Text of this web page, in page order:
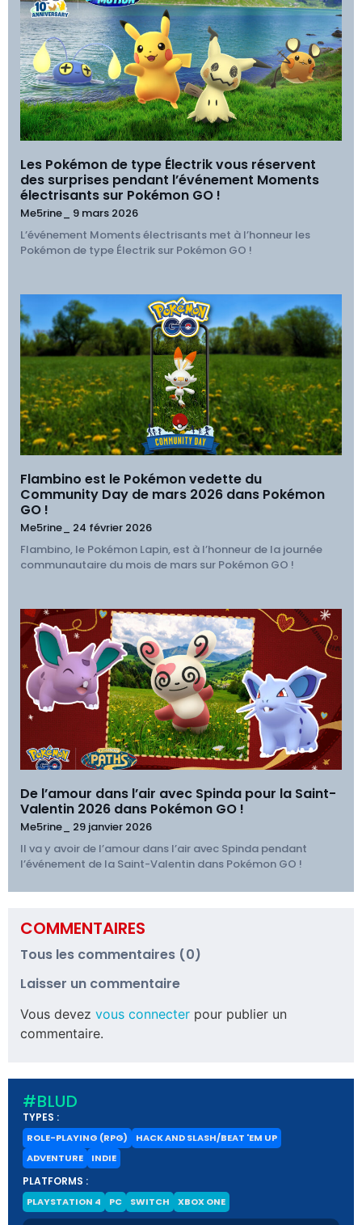
Les Pokémon de type Électrik vous réservent
des surprises pendant l’événement Moments
électrisants sur Pokémon GO !
Me5rine_ 9 mars 2026
L’événement Moments électrisants met à l’honneur les
Pokémon de type Électrik sur Pokémon GO !
Flambino est le Pokémon vedette du
Community Day de mars 2026 dans Pokémon
GO !
Me5rine_ 24 février 2026
Flambino, le Pokémon Lapin, est à l’honneur de la journée
communautaire du mois de mars sur Pokémon GO !
De l’amour dans l’air avec Spinda pour la Saint-
Valentin 2026 dans Pokémon GO !
Me5rine_ 29 janvier 2026
Il va y avoir de l’amour dans l’air avec Spinda pendant
l’événement de la Saint-Valentin dans Pokémon GO !
COMMENTAIRES
Tous les commentaires (0)
Laisser un commentaire
Vous devez vous connecter pour publier un
commentaire.
#BLUD
TYPES :
ROLE-PLAYING (RPG)
HACK AND SLASH/BEAT 'EM UP
ADVENTURE
INDIE
PLATFORMS :
PLAYSTATION 4 PC SWITCH XBOX ONE